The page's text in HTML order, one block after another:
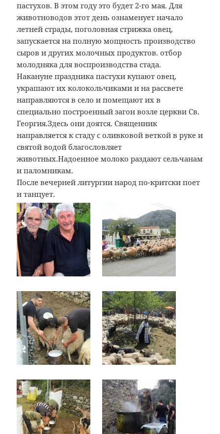
пастухов. В этом году это будет 2-го мая. Для
животноводов этот день ознаменует начало
летней страды, поголовная стрижка овец,
запускается на полную мощность производство
сыров и других молочных продуктов. отбор
молодняка для воспроизводства стада.
Накануне праздника пастухи купают овец,
украшают их колокольчиками и на рассвете
направляются в село и помещают их в
специально построенный загон возле церкви Св.
Георгия.Здесь они доятся. Священник
направляется к стаду с оливковой веткой в руке и
святой водой благословляет
животных.Надоенное молоко раздают сельчанам
и паломникам.
После вечерней литургии народ по-критски поет
и танцует.